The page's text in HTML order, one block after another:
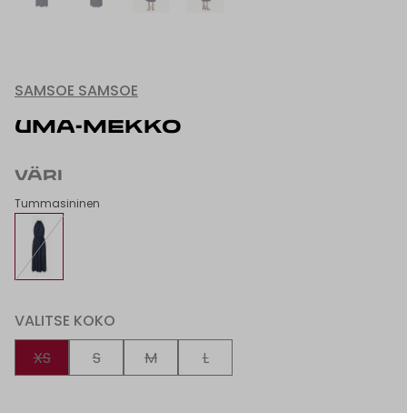
SAMSOE SAMSOE
UMA-MEKKO
VÄRI
Tummasininen
VALITSE KOKO
XS
S M L